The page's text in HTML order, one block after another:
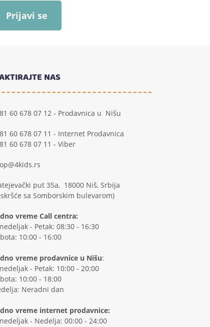
Prijavi se
NAS
60 678 07 12 - Prodavnica u Nišu
60 678 07 11 - Internet Prodavnica
60 678 07 11 - Viber
put 35a, 18000 Niš, Srbija
sa Somborskim bulevarom)
vreme Call centra:
- Petak: 08:30 - 16:30
10:00 - 16:00
vreme prodavnice u Nišu:
- Petak: 10:00 - 20:00
10:00 - 18:00
Neradni dan
vreme internet prodavnice:
- Nedelja: 00:00 - 24:00